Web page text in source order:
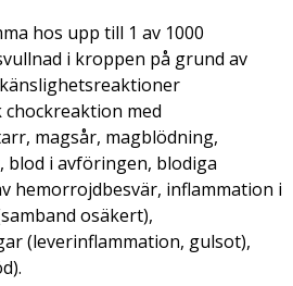
hos upp till 1 av 1000
i kroppen på grund av
med
magsår, magblödning,
blod i avföringen, blodiga
hemorrojdbesvär, inflammation i
osäkert),
(leverinflammation, gulsot),